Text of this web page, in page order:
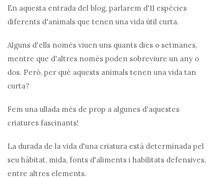
En aquesta entrada del blog, parlarem d'11 espècies
diferents d'animals que tenen una vida útil curta.
Alguns d'ells només viuen uns quants dies o setmanes,
mentre que d'altres només poden sobreviure un any o
dos. Però, per què aquests animals tenen una vida tan
curta?
Fem una ullada més de prop a algunes d'aquestes
criatures fascinants!
La durada de la vida d'una criatura està determinada pel
seu hàbitat, mida, fonts d'aliments i habilitats defensives,
entre altres elements.